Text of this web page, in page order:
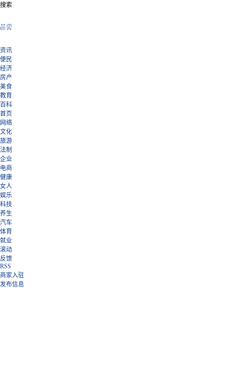
搜索
甘肃
兰州
民生
区县
资讯
便民
经济
房产
美食
教育
百科
首页
网络
文化
旅游
法制
企业
电商
健康
女人
娱乐
科技
养生
汽车
体育
就业
滚动
反馈
RSS
商家入驻
发布信息